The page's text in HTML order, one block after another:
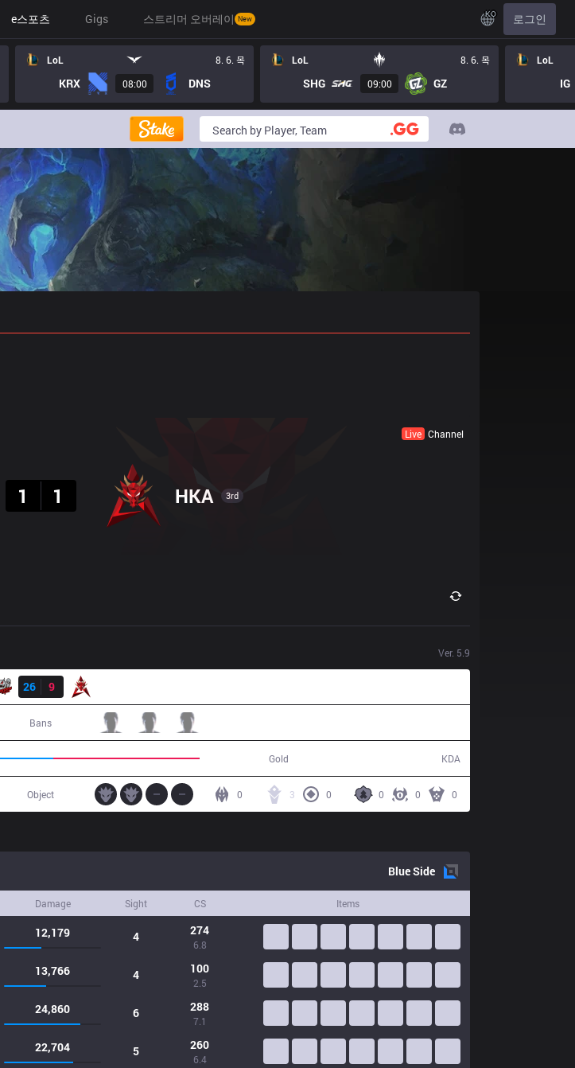
e스포츠 Gigs 스트리머 오버레이 New KO 로그인
LoL 8. 6. 목
KRX 08:00 DNS
LoL 8. 6. 목
SHG 09:00 GZ
LoL
IG
Live Channel
1
1 HKA 3rd
Ver. 5.9
26
9
Bans
Gold KDA
0 0 0
3 0
0
Object
BlueSide
Damage Sight CS Items
12,179 4 274
6.8
13,766 4 100
2.5
24,860 6 288
7.1
22,704 5 260
6.4